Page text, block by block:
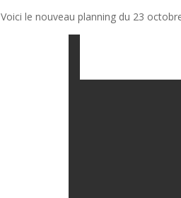
Voici le nouveau planning du 23